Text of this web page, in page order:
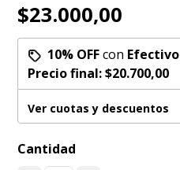
$23.000,00
10% OFFcon Efectivo
Precio final:$20.700,00
Ver cuotas y descuentos
Cantidad